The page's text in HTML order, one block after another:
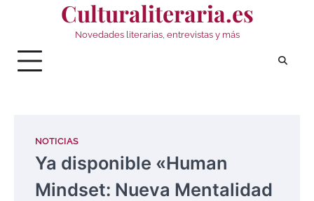
Culturaliteraria.es
Novedades literarias, entrevistas y más
NOTICIAS
Ya disponible «Human
Mindset: Nueva Mentalidad